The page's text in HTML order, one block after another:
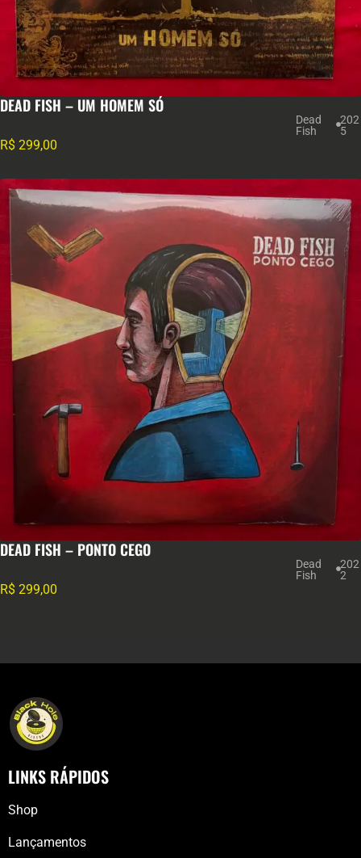
DEAD FISH – UM HOMEM SÓ
Dead
Fish
202
5
R$ 299,00
DEAD FISH – PONTO CEGO
Dead
Fish
202
2
R$ 299,00
LINKS RÁPIDOS
Shop
Lançamentos